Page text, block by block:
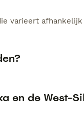
varieert
en de West-